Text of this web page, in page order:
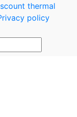
thermal
policy